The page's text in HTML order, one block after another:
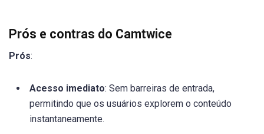
Prós e contras do Camtwice
Prós:
Acesso imediato: Sem barreiras de entrada,
permitindo que os usuários explorem o conteúdo
instantaneamente.